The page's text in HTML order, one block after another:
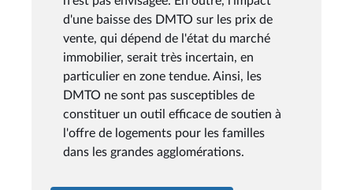
d'une baisse des DMTO sur les prix de
vente, qui dépend de l'état du marché
immobilier, serait très incertain, en
particulier en zone tendue. Ainsi, les
DMTO ne sont pas susceptibles de
constituer un outil efficace de soutien à
l'offre de logements pour les familles
dans les grandes agglomérations.